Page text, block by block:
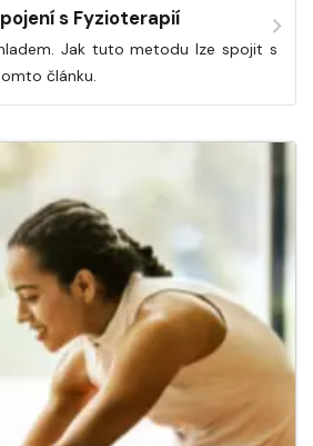
s Fyzioterapií
Jak tuto metodu lze spojit s
článku.